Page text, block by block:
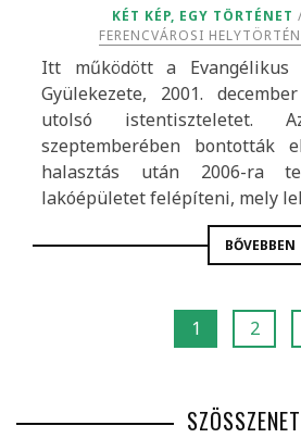
KÉT KÉP, EGY TÖRTÉNET
FERENCVÁROSI
Itt működött a Evangélikus
Gyülekezete, 2001.
utolsó istentiszteletet.
szeptemberében bontották
halasztás után 2006-ra
lakóépületet felépíteni, mely
BŐVEBBEN
1 2
SZÖSSZENET